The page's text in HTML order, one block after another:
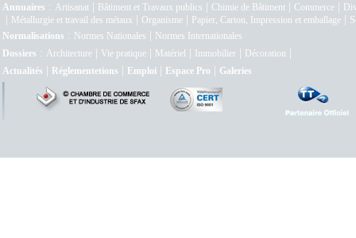
Annuaires : Artisanat Bâtiment et Travaux publics Chimie de Bâtiment Commerce
Métallurgie et travail des métaux Organisme Papier, Carton, Impression et emballage
Normalisations : Normes Nationales
Normes Internationales
Dossiers : Architecture Vie pratique Matériel Immobilier Décoration
Actualités Réglementetions Emploi Espace Pro Galeries